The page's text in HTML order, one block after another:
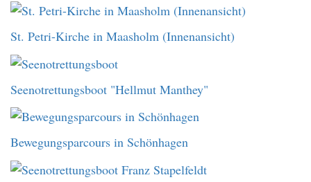
St. Petri-Kirche in Maasholm (Innenansicht)
Seenotrettungsboot "Hellmut Manthey"
Bewegungsparcours in Schönhagen